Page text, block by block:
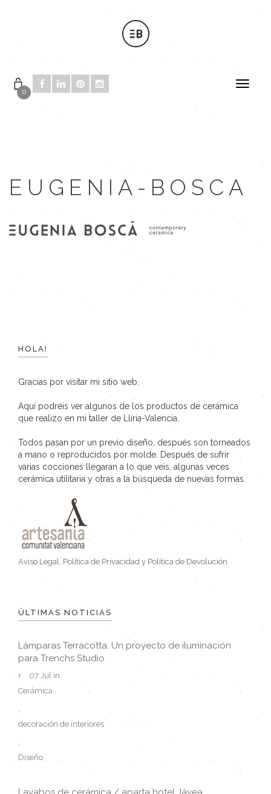
0
EUGENIA-BOSCA
HOLA!
Gracias por visitar mi sitio web.
Aquí podréis ver algunos de los productos de cerámica
que realizo en mi taller de Llíria-Valencia.
Todos pasan por un previo diseño, después son torneados
a mano o reproducidos por molde. Después de sufrir
varias cocciones llegaran a lo que veis, algunas veces
cerámica utilitaria y otras a la búsqueda de nuevas formas.
Aviso Legal, Política de Privacidad y Política de Devolución
ÚLTIMAS NOTICIAS
Lámparas Terracotta. Un proyecto de iluminación
para Trenchs Studio
07 Jul in
Cerámica
,
decoración de interiores
,
Diseño